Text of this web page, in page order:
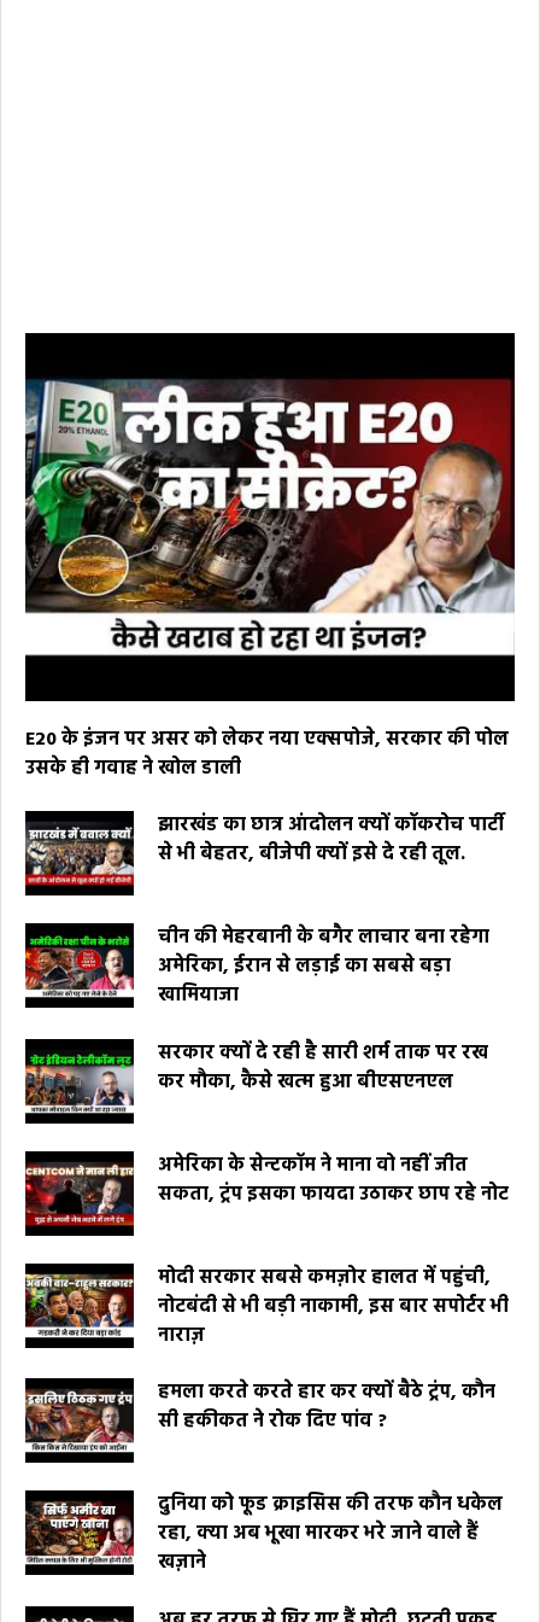
E20 के इंजन पर असर को लेकर नया एक्सपोजे, सरकार की पोल
उसके ही गवाह ने खोल डाली
झारखंड का छात्र आंदोलन क्यों कॉकरोच पार्टी
से भी बेहतर, बीजेपी क्यों इसे दे रही तूल.
चीन की मेहरबानी के बगैर लाचार बना रहेगा
अमेरिका, ईरान से लड़ाई का सबसे बड़ा
खामियाजा
सरकार क्यों दे रही है सारी शर्म ताक पर रख
कर मौका, कैसे खत्म हुआ बीएसएनएल
अमेरिका के सेन्टकॉम ने माना वो नहीं जीत
सकता, ट्रंप इसका फायदा उठाकर छाप रहे नोट
मोदी सरकार सबसे कमज़ोर हालत में पहुंची,
नोटबंदी से भी बड़ी नाकामी, इस बार सपोर्टर भी
नाराज़
हमला करते करते हार कर क्यों बैठे ट्रंप, कौन
सी हकीकत ने रोक दिए पांव ?
दुनिया को फूड क्राइसिस की तरफ कौन धकेल
रहा, क्या अब भूखा मारकर भरे जाने वाले हैं
खज़ाने